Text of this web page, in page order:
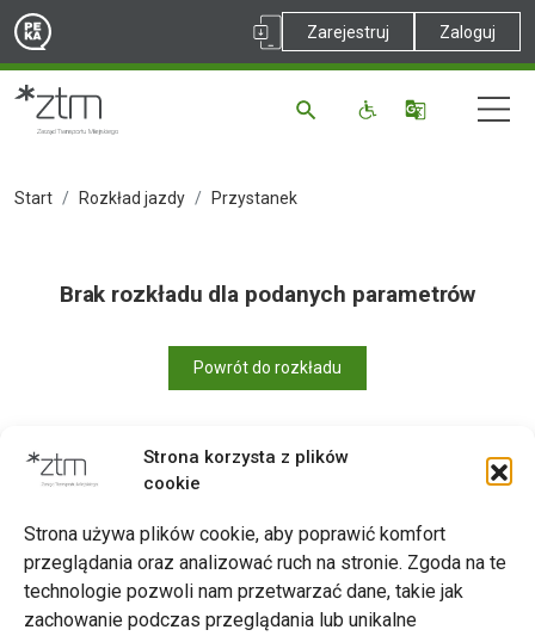
Strona korzysta z plików
cookie
Strona używa plików cookie, aby poprawić komfort
przeglądania oraz analizować ruch na stronie. Zgoda na te
technologie pozwoli nam przetwarzać dane, takie jak
zachowanie podczas przeglądania lub unikalne
Zarejestruj Zaloguj
Start Rozkład jazdy Przystanek
Brak rozkładu dla podanych parametrów
Powrót do rozkładu
Zarząd Transportu Miejskiego w Poznaniu